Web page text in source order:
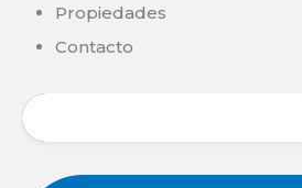
Propiedades
Contacto